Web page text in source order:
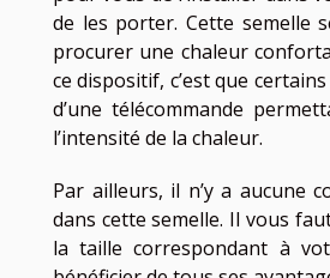
de les porter. Cette semelle
procurer une chaleur
ce dispositif, c’est que
d’une télécommande
l’intensité de la chaleur.
Par ailleurs, il n’y a aucune
dans cette semelle. Il vous
la taille correspondant à